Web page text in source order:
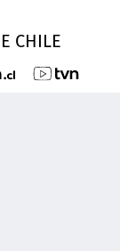
CHILE